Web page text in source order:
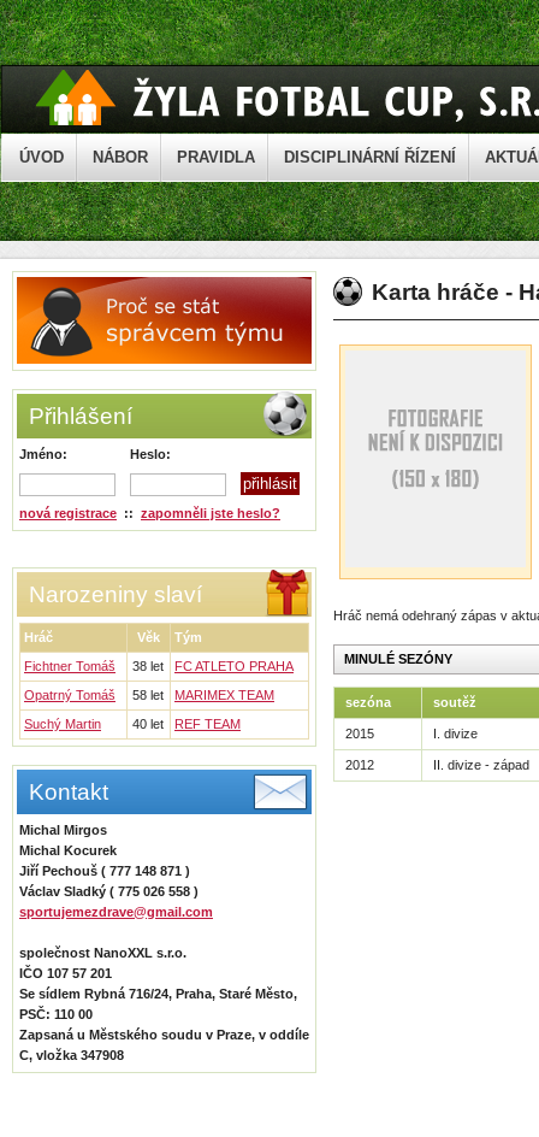
ÚVOD NÁBOR PRAVIDLA DISCIPLINÁRNÍ ŘÍZENÍ
Přihlášení
Jméno: Heslo:
nová registrace :: zapomněli jste heslo?
Narozeniny slaví
Hráč Věk
Tým
Fichtner Tomáš
38 let
FC ATLETO PRAHA
Opatrný Tomáš
58 let
MARIMEX TEAM
Suchý Martin
40 let REF TEAM
Kontakt
Michal Mirgos
Michal Kocurek
Jiří Pechouš ( 777 148 871 )
Václav Sladký ( 775 026 558 )
sportujemezdrave@gmail.com
společnost NanoXXL s.r.o.
IČO 107 57 201
Se sídlem Rybná 716/24, Praha, Staré Město,
PSČ: 110 00
Zapsaná u Městského soudu v Praze, v oddíle
C, vložka 347908
Karta hráče -
Hráč nemá odehraný zápas v
MINULÉ SEZÓNY
sezóna soutěž
2015 I. divize
2012 II. divize - západ